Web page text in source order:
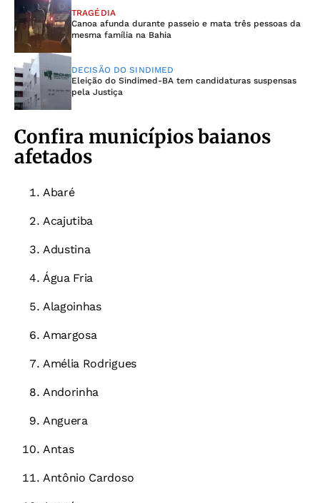
TRAGÉDIA
Canoa afunda durante passeio e mata três pessoas da
mesma família na Bahia
DECISÃO DO SINDIMED
Eleição do Sindimed-BA tem candidaturas suspensas
pela Justiça
Confira municípios baianos
afetados
Abaré
Acajutiba
Adustina
Água Fria
Alagoinhas
Amargosa
Amélia Rodrigues
Andorinha
Anguera
Antas
Antônio Cardoso